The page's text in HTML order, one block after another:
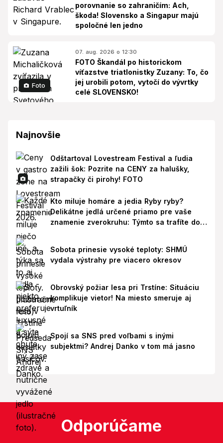
porovnanie so zahraničím: Ach,
škoda! Slovensko a Singapur majú
spoločné len jedno
Foto
07. aug. 2026 o 12:30
FOTO Škandál po historickom
víťazstve triatlonistky Zuzany: To, čo
jej urobili potom, vytočí do vývrtky
celé SLOVENSKO!
Najnovšie
Odštartoval Lovestream Festival a ľudia
zažili šok: Pozrite na CENY za halušky,
strapačky či pirohy! FOTO
Kto miluje homáre a jedia Ryby ryby?
Delikátne jedlá určené priamo pre vaše
znamenie zverokruhu: Týmto sa trafíte do
Sobota prinesie vysoké teploty: SHMÚ
vydala výstrahy pre viacero okresov
Obrovský požiar lesa pri Trstíne: Situáciu
komplikuje vietor! Na miesto smeruje aj
vrtuľník
Spojí sa SNS pred voľbami s inými
subjektmi? Andrej Danko v tom má jasno
Odporúčame